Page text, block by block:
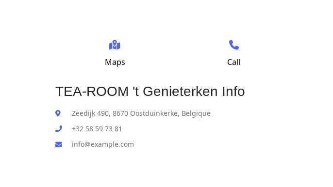
Maps Call
TEA-ROOM 't Genieterken Info
Zeedijk 490, 8670 Oostduinkerke, Belgique
+32 58 59 73 81
info@example.com